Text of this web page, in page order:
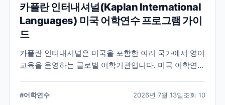
카플란 인터내셔널(Kaplan International
Languages) 미국 어학연수 프로그램 가이
드
카플란 인터내셔널은 미국을 포함한 여러 국가에서 영어
교육을 운영하는 글로벌 어학기관입니다. 미국 어학연수
#어학연수 2026년 7월 13일조회 10